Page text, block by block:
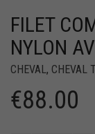
FILET
NYLON
CHEVAL , CHEVAL
€88.00